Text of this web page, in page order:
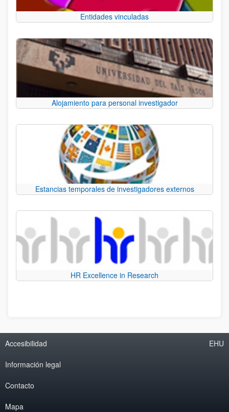
Entidades vinculadas
Alojamiento para personal investigador
Estancias temporales de investigadores externos
HR Excellence in Research
Accesibilidad
Información legal
Contacto
Mapa
EHU